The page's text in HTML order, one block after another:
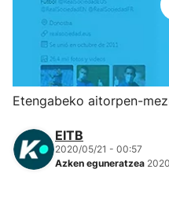
Herri-kirolak
Eskubaloia
Kirolak 360
Atletismoa
Etengabeko aitorpen-
EITB
2020/05/21 - 00:57
Azken eguneratzea